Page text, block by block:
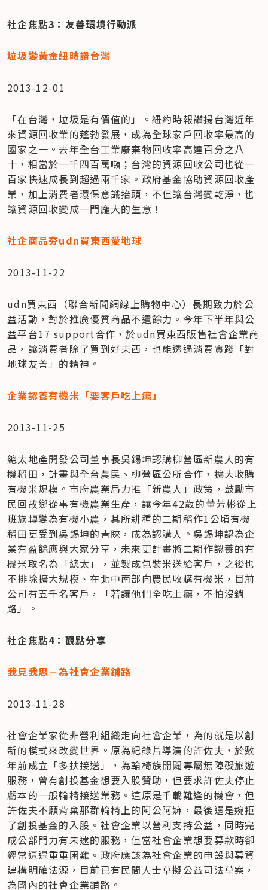
社企焦點3：友善環境行動派
垃圾變黃金紐時讚台灣
2013-12-01
「在台灣，垃圾是有價值的」。紐約時報讚揚台灣近年
來資源回收業的蓬勃發展，成為全球家戶回收率最高的
國家之一。去年全台工業廢棄物回收率高達百分之八
十，相當於一千四百萬噸；台灣的資源回收公司也從一
百家快速成長到超過兩千家。政府基金協助資源回收產
業，加上消費者環保意識抬頭，不但讓台灣變乾淨，也
讓資源回收變成一門龐大的生意！
社企商品夯udn買東西愛地球
2013-11-22
udn買東西（聯合新聞網線上購物中心）長期致力於公
益活動，對於推廣優質商品不遺餘力。今年下半年與公
益平台17 support合作，於udn買東西販售社會企業商
品，讓消費者除了買到好東西，也能透過消費實踐「對
地球友善」的精神。
企業認養有機米「要客戶吃上癮」
2013-11-25
總太地產開發公司董事長吳錫坤認購柳營區新農人的有
機稻田，計畫與全台農民、柳營區公所合作，擴大收購
有機米規模。市府農業局力推「新農人」政策，鼓勵市
民回故鄉從事有機農業生產，讓今年42歲的董芳彬從上
班族轉變為有機小農，其所耕種的二期稻作1公頃有機
稻田更受到吳錫坤的青睞，成為認購人。吳錫坤認為企
業有盈餘應與大家分享，未來更計畫將二期作認養的有
機米取名為「總太」，並製成包裝米送給客戶，之後也
不排除擴大規模、在北中南部向農民收購有機米，目前
公司有五千名客戶，「若讓他們全吃上癮，不怕沒銷
路」。
社企焦點4：觀點分享
我見我思－為社會企業鋪路
2013-11-28
社會企業家從非營利組織走向社會企業，為的就是以創
新的模式來改變世界。原為紀錄片導演的許佐夫，於數
年前成立「多扶接送」，為輪椅族開闢專屬無障礙旅遊
服務，曾有創投基金想要入股贊助，但要求許佐夫停止
虧本的一般輪椅接送業務。這原是千載難逢的機會，但
許佐夫不願背棄那群輪椅上的阿公阿嫲，最後還是婉拒
了創投基金的入股。社會企業以營利支持公益，同時完
成公部門力有未逮的服務，但當社會企業想要募款時卻
經常遭遇重重困難。政府應該為社會企業的申設與募資
建構明確法源，目前已有民間人士草擬公益司法草案，
為國內的社會企業鋪路。